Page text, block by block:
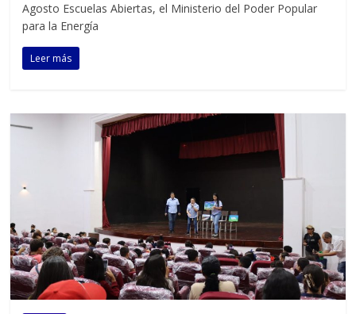
Agosto Escuelas Abiertas, el Ministerio del Poder Popular
para la Energía
Leer más